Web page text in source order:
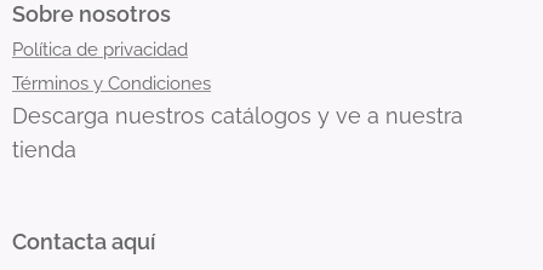
Sobre nosotros
Política de privacidad
Términos y Condiciones
Descarga nuestros catálogos y ve a nuestra
tienda
Contacta aquí